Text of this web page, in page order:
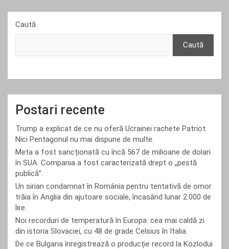
Caută
Caută
Postari recente
Trump a explicat de ce nu oferă Ucrainei rachete Patriot:
Nici Pentagonul nu mai dispune de multe.
Meta a fost sancționată cu încă 567 de milioane de dolari
în SUA. Compania a fost caracterizată drept o „pestă
publică”.
Un sirian condamnat în România pentru tentativă de omor
trăia în Anglia din ajutoare sociale, încasând lunar 2.000 de
lire.
Noi recorduri de temperatură în Europa: cea mai caldă zi
din istoria Slovaciei, cu 48 de grade Celsius în Italia.
De ce Bulgaria înregistrează o producție record la Kozlodui